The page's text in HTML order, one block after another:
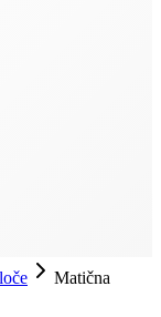
Matična